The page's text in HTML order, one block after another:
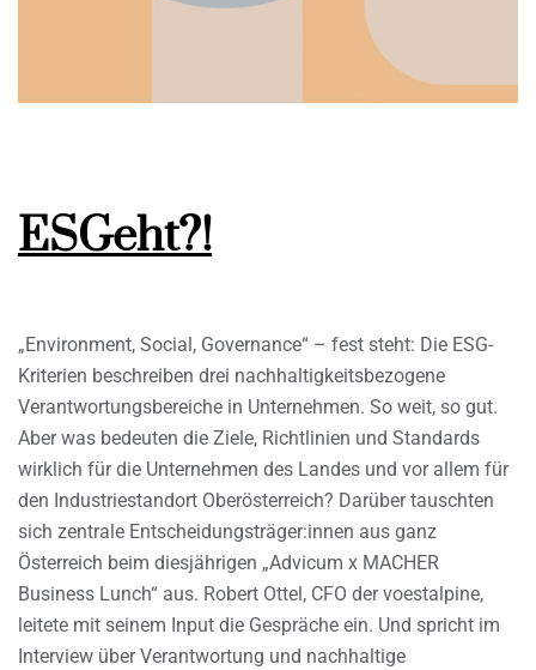
ESGeht?!
„Environment, Social, Governance“ – fest steht: Die ESG-
Kriterien beschreiben drei nachhaltigkeitsbezogene
Verantwortungsbereiche in Unternehmen. So weit, so gut.
Aber was bedeuten die Ziele, Richtlinien und Standards
wirklich für die Unternehmen des Landes und vor allem für
den Industriestandort Oberösterreich? Darüber tauschten
sich zentrale Entscheidungsträger:innen aus ganz
Österreich beim diesjährigen „Advicum x MACHER
Business Lunch“ aus. Robert Ottel, CFO der voestalpine,
leitete mit seinem Input die Gespräche ein. Und spricht im
Interview über Verantwortung und nachhaltige